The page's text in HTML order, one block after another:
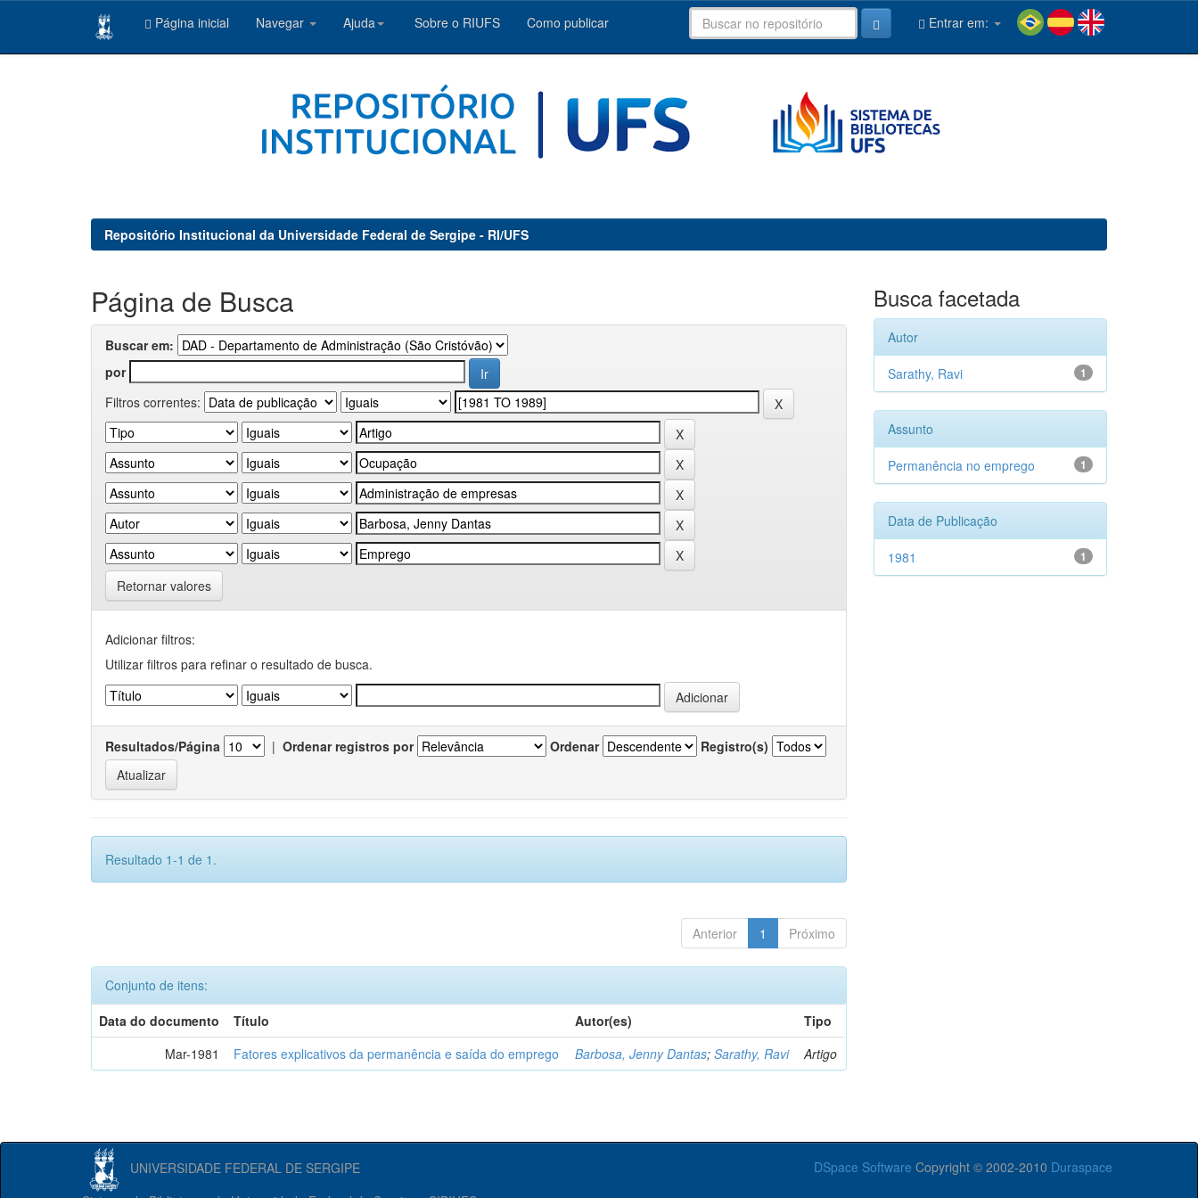
Página inicial Navegar Ajuda Sobre o RIUFS Como publicar Entrar em:
Repositório Institucional da Universidade Federal de Sergipe - RI/UFS
Página de Busca
Buscar em:
por
Filtros correntes:
Retornar valores
Adicionar filtros:
Utilizar filtros para refinar o resultado de busca.
Resultados/Página | Ordenar registros por Ordenar Registro(s)
Resultado 1-1 de 1.
Anterior 1 Próximo
Conjunto de itens:
Data do documento
Título Autor(es)
Tipo
Mar-1981
Fatores explicativos da permanência e saída do emprego Barbosa, Jenny Dantas;Sarathy, Ravi Artigo
Busca facetada
Autor
1
Sarathy, Ravi
Assunto
1
Permanência no emprego
Data de Publicação
1
1981
UNIVERSIDADE FEDERAL DE SERGIPE DSpace Software Copyright © 2002-2010 Duraspace